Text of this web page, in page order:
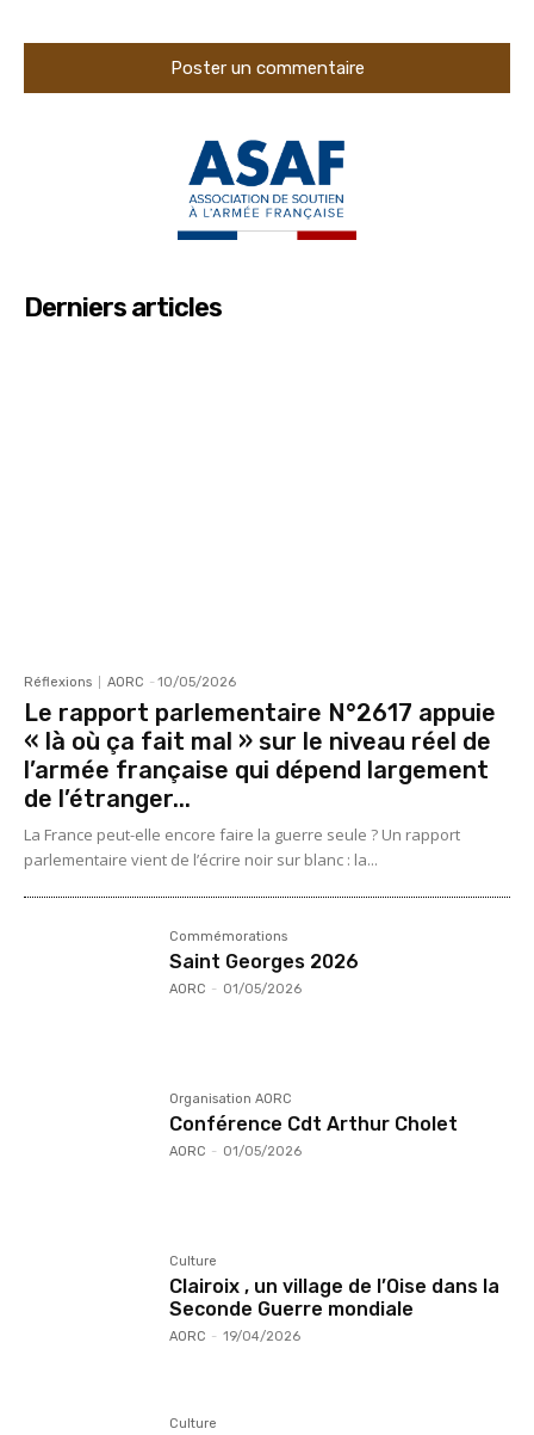
Derniers articles
Réflexions AORC - 10/05/2026
Le rapport parlementaire N°2617 appuie
« là où ça fait mal » sur le niveau réel de
l’armée française qui dépend largement
de l’étranger...
La France peut-elle encore faire la guerre seule ? Un rapport
parlementaire vient de l’écrire noir sur blanc : la...
Commémorations
Saint Georges 2026
AORC - 01/05/2026
Organisation AORC
Conférence Cdt Arthur Cholet
AORC - 01/05/2026
Culture
Clairoix , un village de l’Oise dans la
Seconde Guerre mondiale
AORC - 19/04/2026
Culture